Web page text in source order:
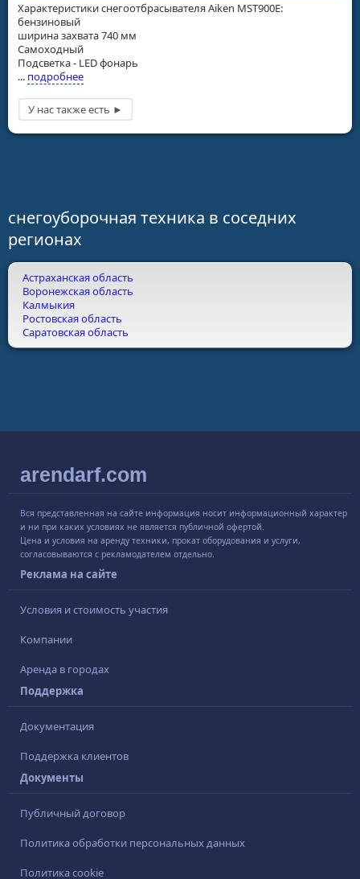
Характеристики снегоотбрасывателя Aiken MST900E:
бензиновый
ширина захвата 740 мм
Самоходный
Подсветка - LED фонарь
... подробнее
снегоуборочная техника в соседних
регионах
Астраханская область
Воронежская область
Калмыкия
Ростовская область
Саратовская область
arendarf.com
Вся представленная на сайте информация носит информационный характер
и ни при каких условиях не является публичной офертой.
Цена и условия на аренду техники, прокат оборудования и услуги,
согласовываются с рекламодателем отдельно.
Реклама на сайте
Условия и стоимость участия
Компании
Аренда в городах
Поддержка
Документация
Поддержка клиентов
Документы
Публичный договор
Политика обработки персональных данных
Политика cookie